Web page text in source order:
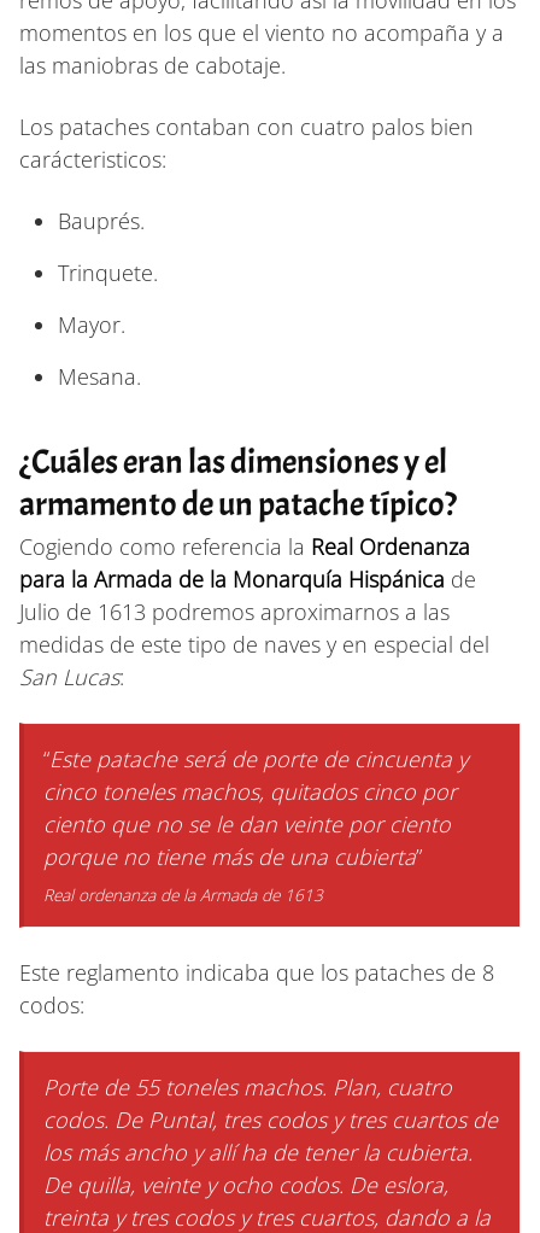
momentos en los que el viento no acompaña y a
las maniobras de cabotaje.
Los pataches contaban con cuatro palos bien
carácteristicos:
Bauprés.
Trinquete.
Mayor.
Mesana.
¿Cuáles eran las dimensiones y el
armamento de un patache típico?
Cogiendo como referencia la Real Ordenanza
para la Armada de la Monarquía Hispánica de
Julio de 1613 podremos aproximarnos a las
medidas de este tipo de naves y en especial del
San Lucas:
“Este patache será de porte de cincuenta y
cinco toneles machos, quitados cinco por
ciento que no se le dan veinte por ciento
porque no tiene más de una cubierta”
Real ordenanza de la Armada de 1613
Este reglamento indicaba que los pataches de 8
codos:
Porte de 55 toneles machos. Plan, cuatro
codos. De Puntal, tres codos y tres cuartos de
los más ancho y allí ha de tener la cubierta.
De quilla, veinte y ocho codos. De eslora,
treinta y tres codos y tres cuartos, dando a la